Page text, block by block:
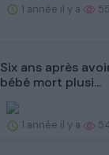
1 année il y a
Six ans après
bébé mort plusi...
1 année il y a